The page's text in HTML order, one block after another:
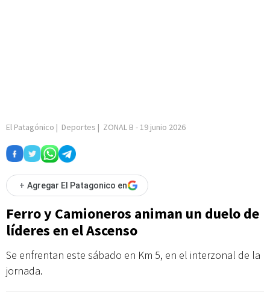
El Patagónico | Deportes | ZONAL B - 19 junio 2026
+ Agregar El Patagonico en
Ferro y Camioneros animan un duelo de
líderes en el Ascenso
Se enfrentan este sábado en Km 5, en el interzonal de la
jornada.